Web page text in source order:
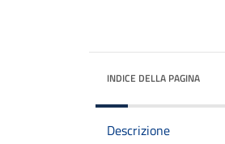
INDICE DELLA PAGINA
Descrizione